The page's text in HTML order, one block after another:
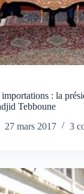
: la
Tebboune
27 mars 2017 3